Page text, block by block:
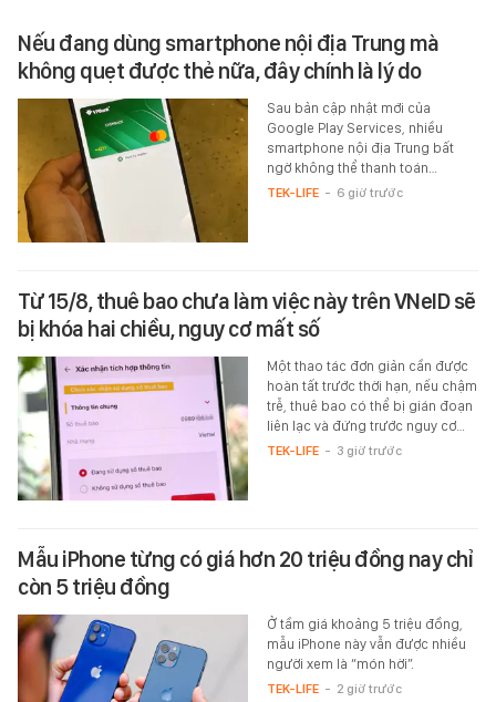
Nếu đang dùng smartphone nội địa Trung mà
không quẹt được thẻ nữa, đây chính là lý do
Sau bản cập nhật mới của
Google Play Services, nhiều
smartphone nội địa Trung bất
ngờ không thể thanh toán…
TEK-LIFE - 6 giờ trước
Từ 15/8, thuê bao chưa làm việc này trên VNeID sẽ
bị khóa hai chiều, nguy cơ mất số
Một thao tác đơn giản cần được
hoàn tất trước thời hạn, nếu chậm
trễ, thuê bao có thể bị gián đoạn
liên lạc và đứng trước nguy cơ…
TEK-LIFE - 3 giờ trước
Mẫu iPhone từng có giá hơn 20 triệu đồng nay chỉ
còn 5 triệu đồng
Ở tầm giá khoảng 5 triệu đồng,
mẫu iPhone này vẫn được nhiều
người xem là “món hời”.
TEK-LIFE - 2 giờ trước